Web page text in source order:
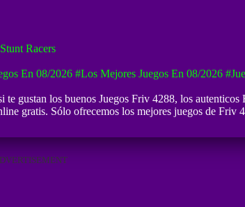
Racers
En 08/2026 #Los Mejores Juegos En 08/2026
te gustan los buenos Juegos Friv 4288, los autenticos
gratis. Sólo ofrecemos los mejores juegos de Friv